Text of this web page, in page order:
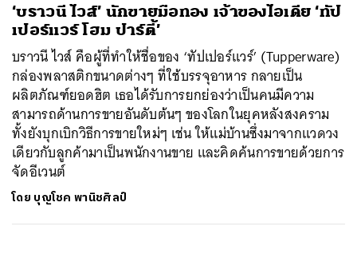
‘บราวนี ไวส์’ นักขายมือทอง เจ้าของไอเดีย ‘ทัป
เปอร์แวร์ โฮม ปาร์ตี้’
บราวนี ไวส์ คือผู้ที่ทำให้ชื่อของ ‘ทัปเปอร์แวร์’ (Tupperware)
กล่องพลาสติกขนาดต่างๆ ที่ใช้บรรจุอาหาร กลายเป็น
ผลิตภัณฑ์ยอดฮิต เธอได้รับการยกย่องว่าเป็นคนมีความ
สามารถด้านการขายอันดับต้นๆ ของโลกในยุคหลังสงคราม
ทั้งยังบุกเบิกวิธีการขายใหม่ๆ เช่น ให้แม่บ้านซึ่งมาจากแวดวง
เดียวกับลูกค้ามาเป็นพนักงานขาย และคิดค้นการขายด้วยการ
จัดอีเวนต์
โดย บุญโชค พานิชศิลป์